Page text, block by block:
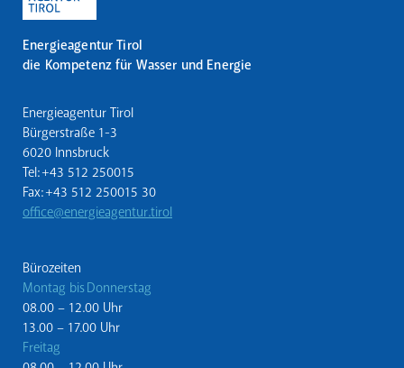
Energieagentur Tirol
die Kompetenz für Wasser und Energie
Energieagentur Tirol
Bürgerstraße 1-3
6020 Innsbruck
Tel: +43 512 250015
Fax: +43 512 250015 30
office@energieagentur.tirol
Bürozeiten
Montag bis Donnerstag
08.00 – 12.00 Uhr
13.00 – 17.00 Uhr
Freitag